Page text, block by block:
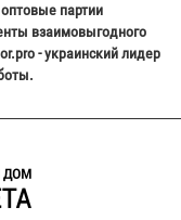
партии
взаимовыгодного
- украинский лидер